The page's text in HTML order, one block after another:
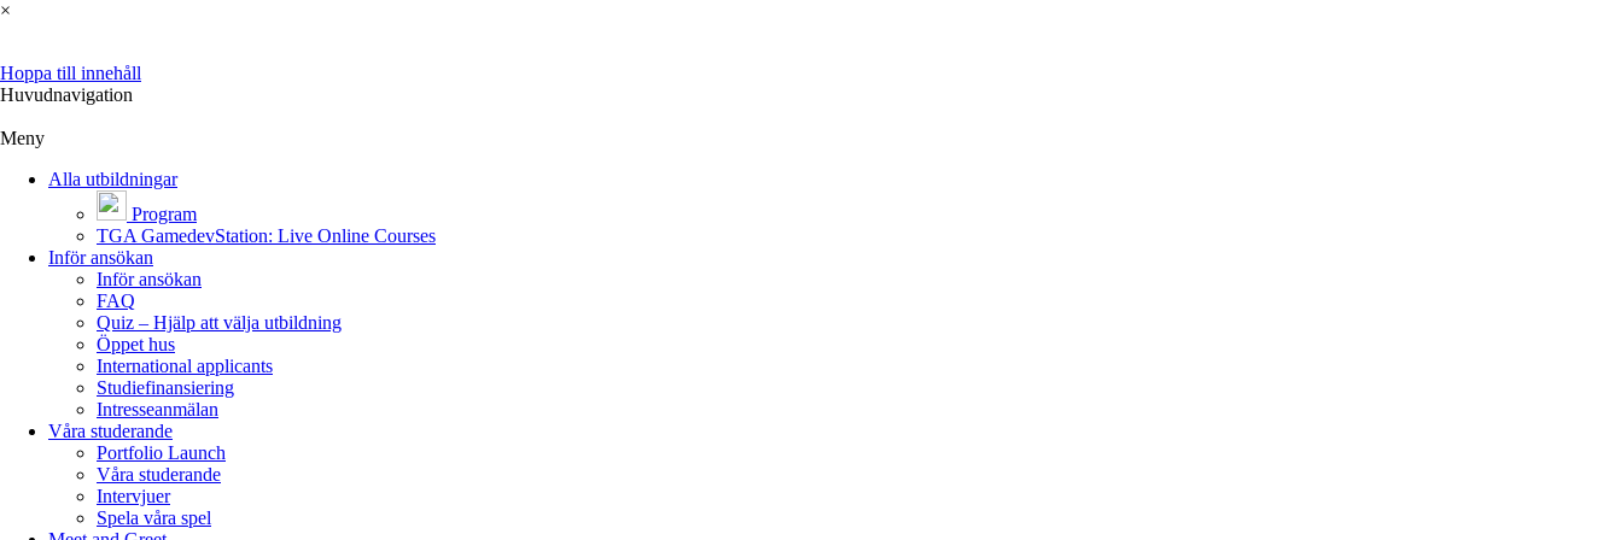
×
Hoppa till innehåll
Huvudnavigation
Meny
Alla utbildningar
Program
TGA GamedevStation: Live Online Courses
Inför ansökan
Inför ansökan
FAQ
Quiz – Hjälp att välja utbildning
Öppet hus
International applicants
Studiefinansiering
Intresseanmälan
Våra studerande
Portfolio Launch
Våra studerande
Intervjuer
Spela våra spel